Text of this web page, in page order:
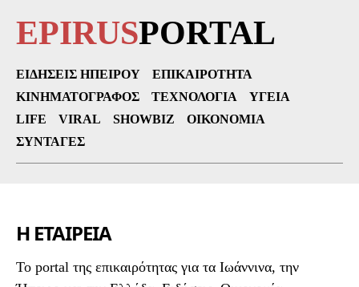
EPIRUSPORTAL
ΕΙΔΉΣΕΙΣ ΗΠΕΊΡΟΥ
ΕΠΙΚΑΙΡΌΤΗΤΑ
ΚΙΝΗΜΑΤΟΓΡΆΦΟΣ
ΤΕΧΝΟΛΟΓΊΑ
ΥΓΕΊΑ
LIFE
VIRAL SHOWBIZ
ΟΙΚΟΝΟΜΊΑ
ΣΥΝΤΑΓΈΣ
Η ΕΤΑΙΡΕΙΑ
To portal της επικαιρότητας για τα Ιωάννινα, την